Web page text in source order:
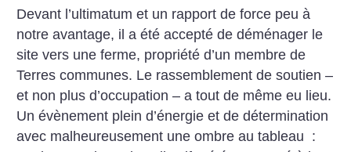
Devant l’ultimatum et un rapport de force peu à
notre avantage, il a été accepté de déménager le
site vers une ferme, propriété d’un membre de
Terres communes. Le rassemblement de soutien –
et non plus d’occupation – a tout de même eu lieu.
Un évènement plein d’énergie et de détermination
avec malheureusement une ombre au tableau :